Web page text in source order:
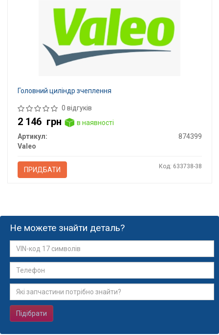
Головний циліндр зчеплення
0 відгуків
2 146 грн
в наявності
Артикул:
874399
Valeo
ПРИДБАТИ Код: 633738-38
Не можете знайти деталь?
Підібрати